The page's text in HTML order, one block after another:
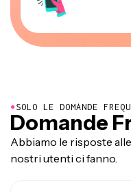
●SOLO LE DOMANDE
Domande
Abbiamo le risposte
nostri utenti ci fanno.